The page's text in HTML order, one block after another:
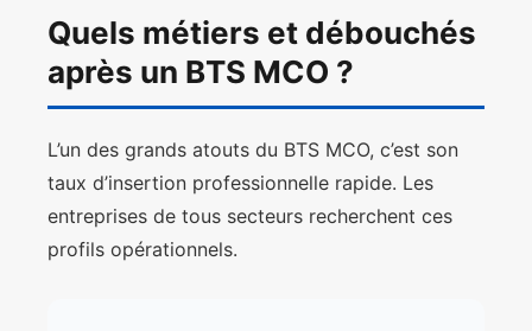
Quels métiers et débouchés
après un BTS MCO ?
L’un des grands atouts du BTS MCO, c’est son
taux d’insertion professionnelle rapide. Les
entreprises de tous secteurs recherchent ces
profils opérationnels.